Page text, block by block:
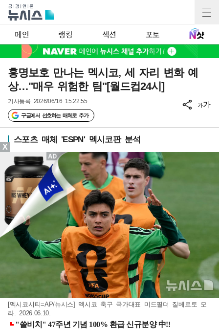
메인 랭킹 섹션 포토
홍명보호 만나는 멕시코, 세 자리 변화 예
상…"매우 위험한 팀"[월드컵24시]
기사등록 2026/06/16 15:22:55
구글에서 선호하는 매체로 추가
가가
스포츠 매체 'ESPN' 멕시코판 분석
[멕시코시티=AP/뉴시스] 멕시코 축구 국가대표 미드필더 질베르토 모
라. 2026.06.10.
X